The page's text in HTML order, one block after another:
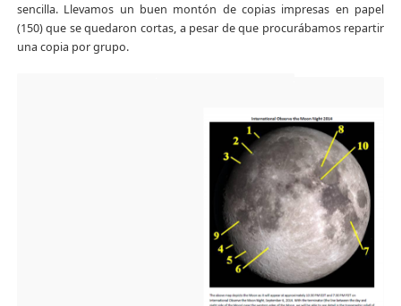
sencilla. Llevamos un buen montón de copias impresas en papel
(150) que se quedaron cortas, a pesar de que procurábamos repartir
una copia por grupo.